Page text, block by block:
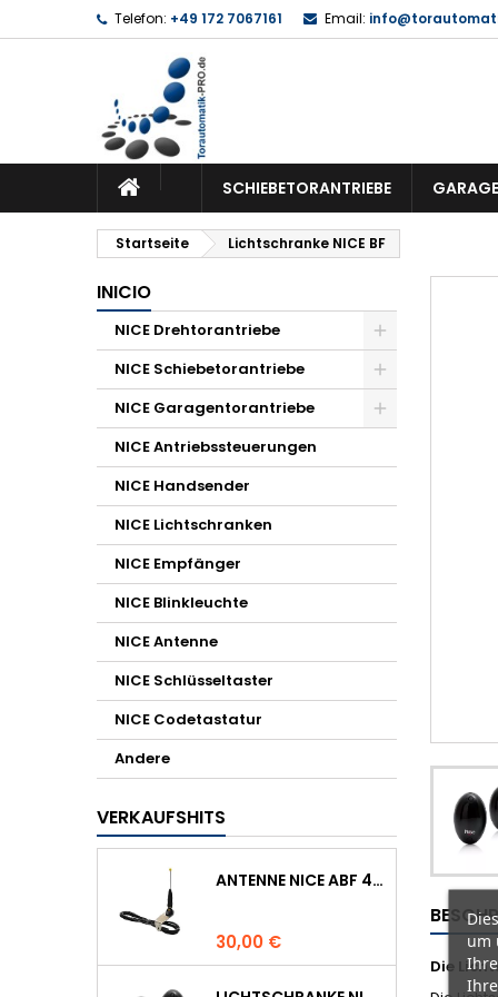
Telefon: +49 172 7067161 Email:
SCHIEBETORANTRIEBE
Startseite Lichtschranke NICE BF
INICIO
NICE Drehtorantriebe
NICE Schiebetorantriebe
NICE Garagentorantriebe
NICE Antriebssteuerungen
NICE Handsender
NICE Lichtschranken
NICE Empfänger
NICE Blinkleuchte
NICE Antenne
NICE Schlüsseltaster
NICE Codetastatur
Andere
VERKAUFSHITS
ANTENNE NICE ABF 433.92 MHZ
Preis
30,00 €
Die
um